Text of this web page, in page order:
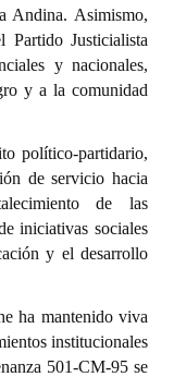
Andina. Asimismo,
Partido Justicialista
y nacionales,
y a la comunidad
político-partidario,
de servicio hacia
de las
iniciativas sociales
y el desarrollo
ha mantenido viva
institucionales
501-CM-95 se